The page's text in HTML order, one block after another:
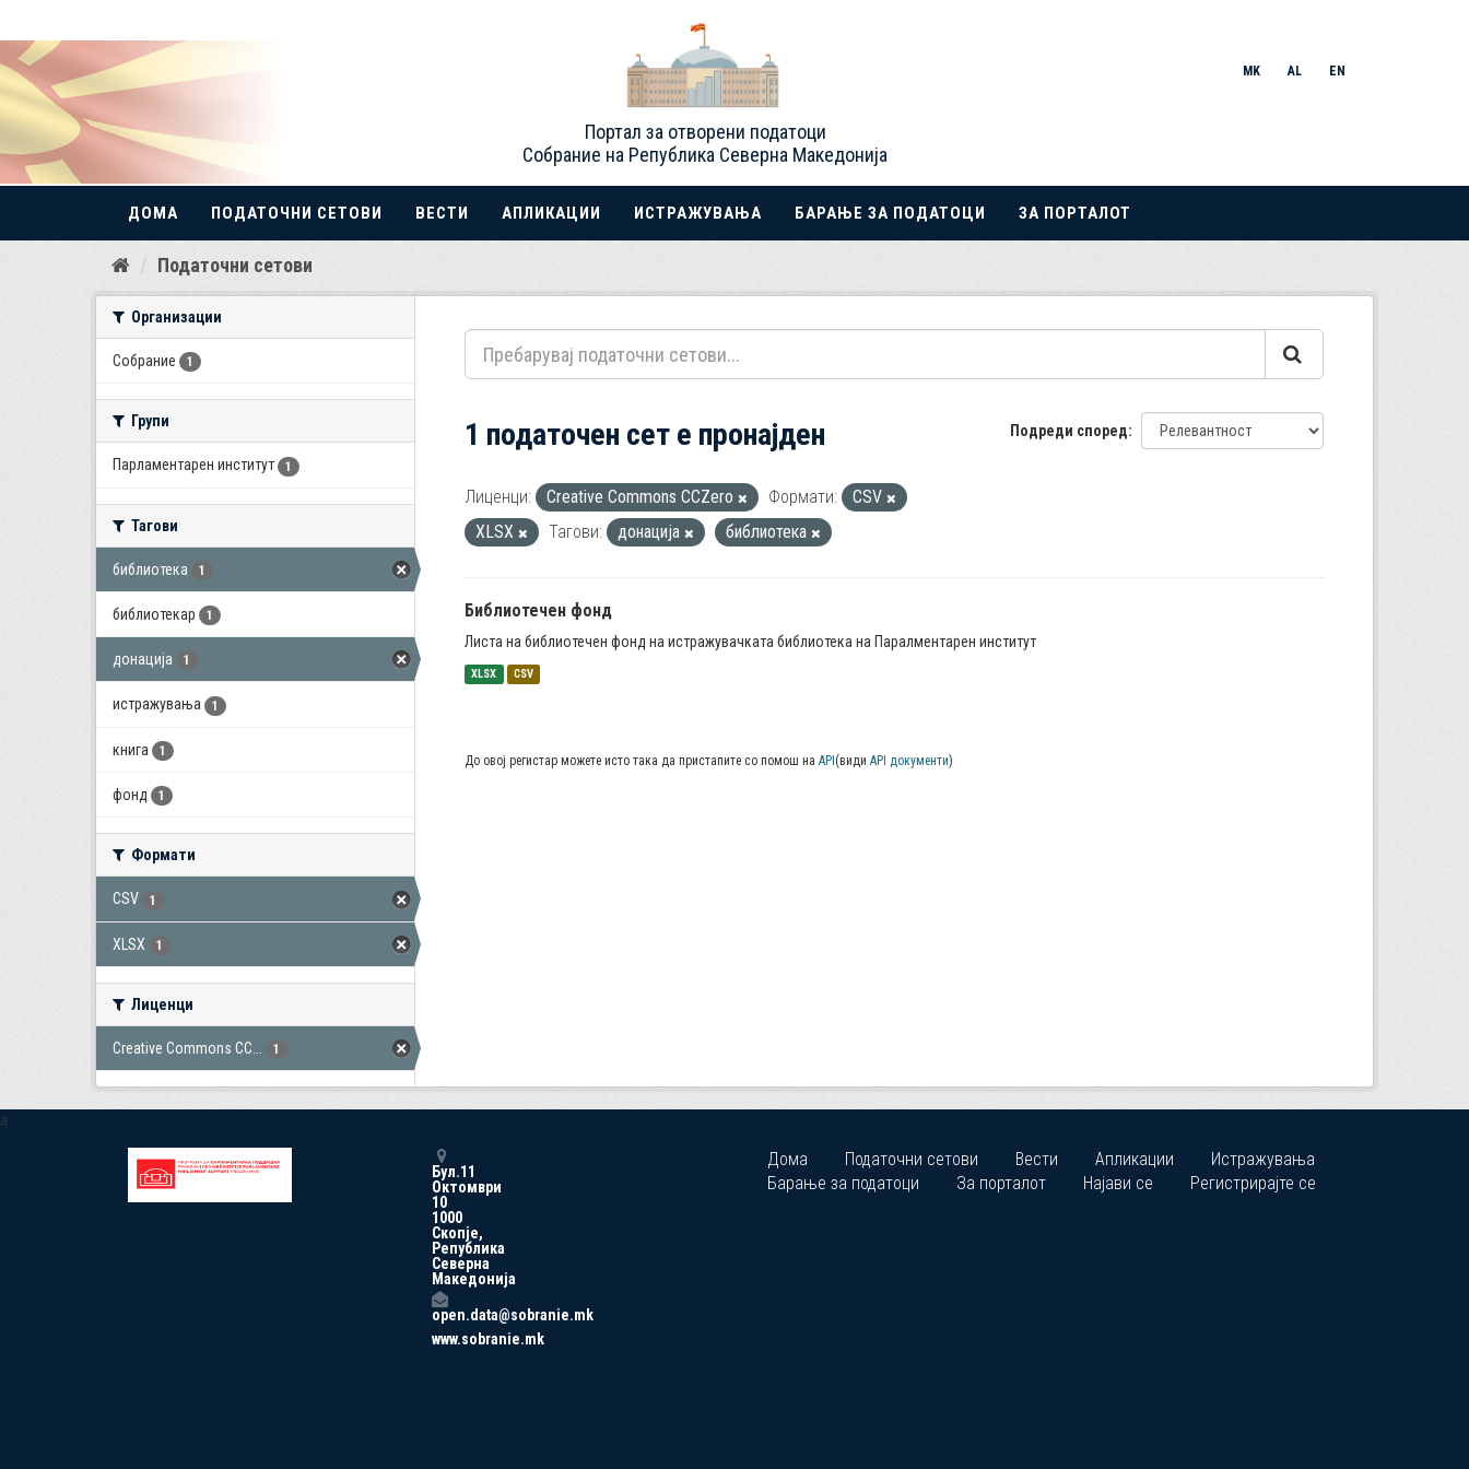
Прескокнете
Портал за отворени податоци
Собрание на Република Северна Македонија
MK AL EN
ДОМА ПОДАТОЧНИ СЕТОВИ ВЕСТИ АПЛИКАЦИИ ИСТРАЖУВАЊА БАРАЊЕ ЗА ПОДАТОЦИ ЗА ПОРТАЛОТ
Податочни сетови
Организации
Собрание 1
Групи
Парламентарен институт 1
Тагови
библиотека 1
библиотекар 1
донација 1
истражувања 1
книга 1
фонд 1
Формати
CSV 1
XLSX 1
Лиценци
Creative Commons CC... 1
Подреди според
1 податочен сет е пронајден
Лиценци: Creative Commons CCZero Формати:
CSV
XLSX
Тагови: донација библиотека
Библиотечен фонд
Листа на библиотечен фонд на истражувачката библиотека на Паралментарен институт
XLSX CSV
До овој регистар можете исто така да пристапите со помош на API (види API документи)
a
Бул.11
Октомври
10
1000
Скопје,
Република
Северна
Македонија
open.data@sobranie.mk
www.sobranie.mk
Дома Податочни сетови Вести Апликации
Истражувања
Барање за податоци
За порталот Најави се Регистрирајте се